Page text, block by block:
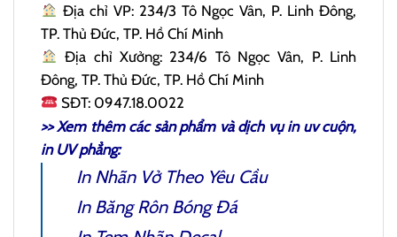
Địa chỉ VP: 234/3 Tô Ngọc Vân, P. Linh Đông,
TP. Thủ Đức, TP. Hồ Chí Minh
Địa chỉ Xưởng: 234/6 Tô Ngọc Vân, P. Linh
Đông, TP. Thủ Đức, TP. Hồ Chí Minh
SĐT: 0947.18.0022
>> Xem thêm các sản phẩm và dịch vụin uv cuộn,
in UV phẳng:
In Nhãn VởTheo Yêu Cầu
In Băng Rôn Bóng Đá